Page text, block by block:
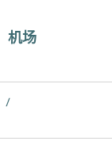
机场
/